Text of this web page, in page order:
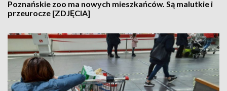
Poznańskie zoo ma nowych mieszkańców. Są malutkie i
przeurocze [ZDJĘCIA]